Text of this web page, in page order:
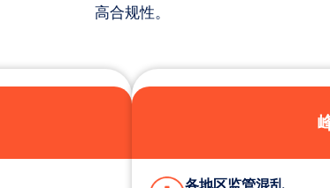
高合规性。